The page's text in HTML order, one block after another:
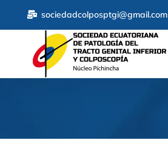
sociedadcolposptgi@gmail.com